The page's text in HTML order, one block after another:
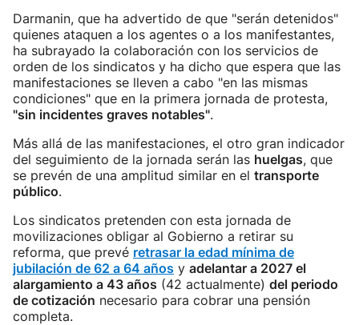
Darmanin, que ha advertido de que "serán detenidos"
quienes ataquen a los agentes o a los manifestantes,
ha subrayado la colaboración con los servicios de
orden de los sindicatos y ha dicho que espera que las
manifestaciones se lleven a cabo "en las mismas
condiciones" que en la primera jornada de protesta,
"sin incidentes graves notables".
Más allá de las manifestaciones, el otro gran indicador
del seguimiento de la jornada serán las huelgas, que
se prevén de una amplitud similar en el transporte
público.
Los sindicatos pretenden con esta jornada de
movilizaciones obligar al Gobierno a retirar su
reforma, que prevé retrasar la edad mínima de
jubilación de 62 a 64 años y adelantar a 2027 el
alargamiento a 43 años (42 actualmente) del periodo
de cotización necesario para cobrar una pensión
completa.